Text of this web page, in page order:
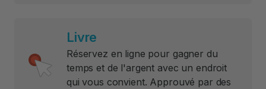
Livre
Réservez en ligne pour gagner du
temps et de l'argent avec un endroit
qui vous convient. Approuvé par des